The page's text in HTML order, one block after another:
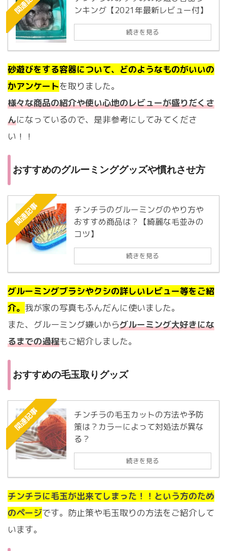
ンキング【2021年最新レビュー付】
続きを見る
砂遊びをする容器について、どのようなものがいいの
かアンケートを取りました。
様々な商品の紹介や使い心地のレビューが盛りだくさ
んになっているので、是非参考にしてみてくださ
い！！
おすすめのグルーミンググッズや慣れさせ方
関連記事
チンチラのグルーミングのやり方や
おすすめ商品は？【綺麗な毛並みの
コツ】
続きを見る
グルーミングブラシやクシの詳しいレビュー等をご紹
介。 我が家の写真もふんだんに使いました。
また、グルーミング嫌いからグルーミング大好きにな
るまでの過程もご紹介しました。
おすすめの毛玉取りグッズ
関連記事
チンチラの毛玉カットの方法や予防
策は？カラーによって対処法が異な
る？
続きを見る
チンチラに毛玉が出来てしまった！！という方のため
のページです。防止策や毛玉取りの方法をご紹介して
います。